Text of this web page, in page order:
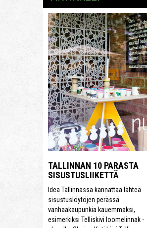
TALLINNAN 10 PARASTA
SISUSTUSLIIKETTÄ
Idea Tallinnassa kannattaa lähteä
sisustuslöytöjen perässä
vanhaakaupunkia kauemmaksi,
esimerkiksi Telliskivi loomelinnak -